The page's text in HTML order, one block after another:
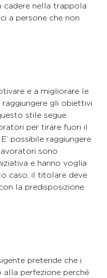
cadere nella trappola
a persone che non
e a migliorare le
gli obiettivi
stile segue
per tirare fuori il
possibile raggiungere
sono
e hanno voglia
caso, il titolare deve
la predisposizione
pretende che i
perfezione perché